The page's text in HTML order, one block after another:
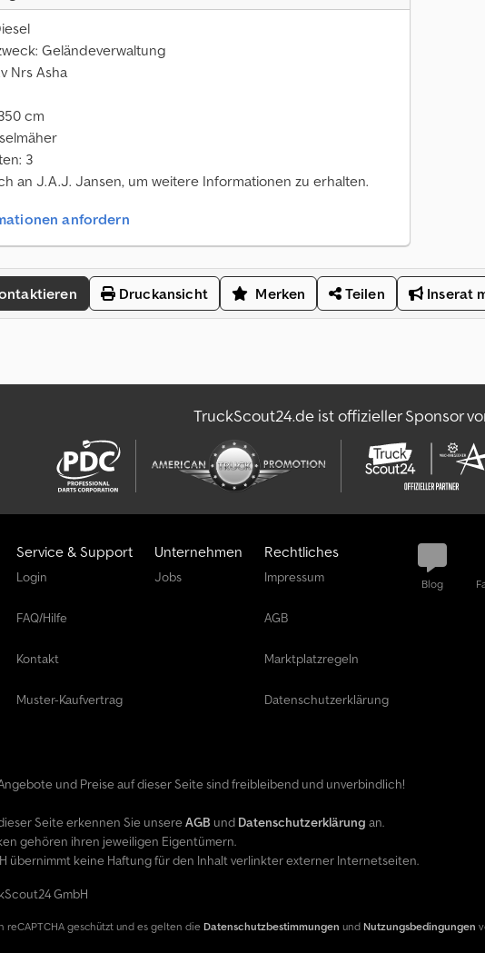
Geländeverwaltung
Nrs Asha
cm
3
an J.A.J. Jansen, um weitere Informationen zu erhalten.
anfordern
Druckansicht Merken Teilen Inserat
TruckScout24.de ist offizieller Sponsor
Service & Support
Login
FAQ/Hilfe
Kontakt
Muster-Kaufvertrag
Unternehmen
Jobs
Rechtliches
Impressum
AGB
Marktplatzregeln
Datenschutzerklärung
Blog
und Preise auf dieser Seite sind freibleibend und unverbindlich!
Seite erkennen Sie unsere AGB und Datenschutzerklärung an.
gehören ihren jeweiligen Eigentümern.
übernimmt keine Haftung für den Inhalt verlinkter externer Internetseiten.
GmbH
reCAPTCHA geschützt und es gelten die Datenschutzbestimmungen und Nutzungsbedingungen